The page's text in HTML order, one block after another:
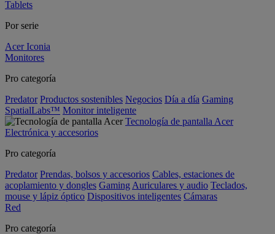
Tablets
Por serie
Acer Iconia
Monitores
Pro categoría
Predator Productos sostenibles Negocios Día a día Gaming
SpatialLabs™ Monitor inteligente
Tecnología de pantalla Acer
Electrónica y accesorios
Pro categoría
Predator Prendas, bolsos y accesorios Cables, estaciones de
acoplamiento y dongles Gaming Auriculares y audio Teclados,
mouse y lápiz óptico Dispositivos inteligentes Cámaras
Red
Pro categoría